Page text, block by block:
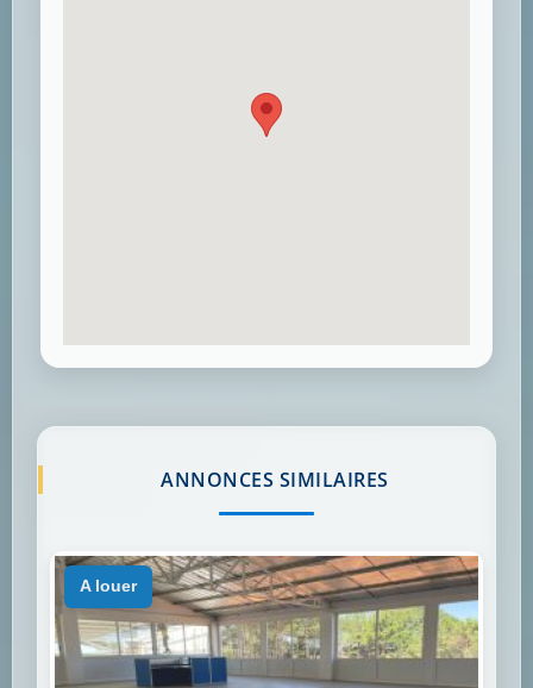
ANNONCES SIMILAIRES
a louer